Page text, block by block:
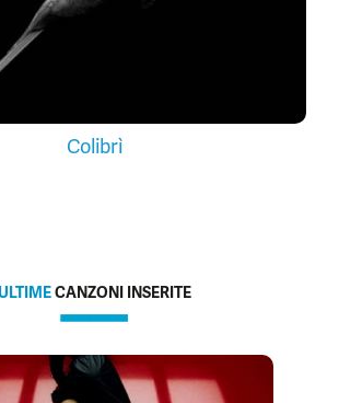
Colibrì
ULTIMECANZONI INSERITE